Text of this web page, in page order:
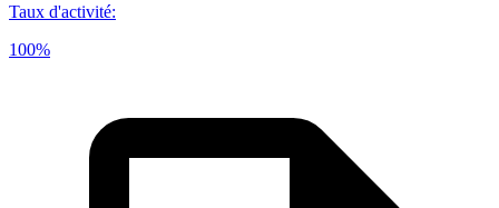
Taux d'activité:
100%